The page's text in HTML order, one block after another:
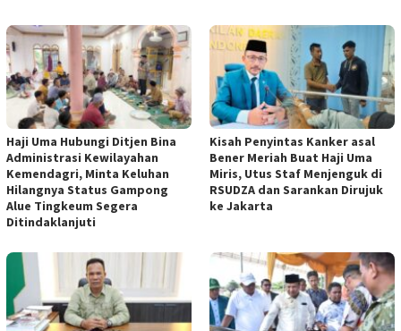
Haji Uma Hubungi Ditjen Bina
Administrasi Kewilayahan
Kemendagri, Minta Keluhan
Hilangnya Status Gampong
Alue Tingkeum Segera
Ditindaklanjuti
Kisah Penyintas Kanker asal
Bener Meriah Buat Haji Uma
Miris, Utus Staf Menjenguk di
RSUDZA dan Sarankan Dirujuk
ke Jakarta